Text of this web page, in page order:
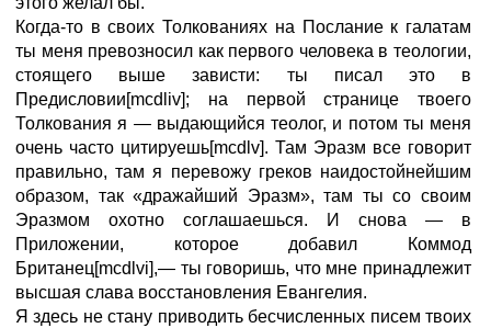
Когда-то в своих Толкованиях на Послание к галатам
ты меня превозносил как первого человека в теологии,
стоящего выше зависти: ты писал это в
Предисловии[mcdliv]; на первой странице твоего
Толкования я — выдающийся теолог, и потом ты меня
очень часто цитируешь[mcdlv]. Там Эразм все говорит
правильно, там я перевожу греков наидостойнейшим
образом, так «дражайший Эразм», там ты со своим
Эразмом охотно соглашаешься. И снова — в
Приложении, которое добавил Коммод
Британец[mcdlvi],— ты говоришь, что мне принадлежит
высшая слава восстановления Евангелия.
Я здесь не стану приводить бесчисленных писем твоих